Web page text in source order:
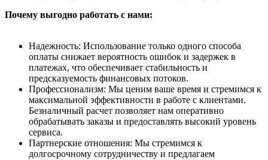
Почему выгодно работать с нами:
Надежность: Использование только одного способа
оплаты снижает вероятность ошибок и задержек в
платежах, что обеспечивает стабильность и
предсказуемость финансовых потоков.
Профессионализм: Мы ценим ваше время и стремимся к
максимальной эффективности в работе с клиентами.
Безналичный расчет позволяет нам оперативно
обрабатывать заказы и предоставлять высокий уровень
сервиса.
Партнерские отношения: Мы стремимся к
долгосрочному сотрудничеству и предлагаем